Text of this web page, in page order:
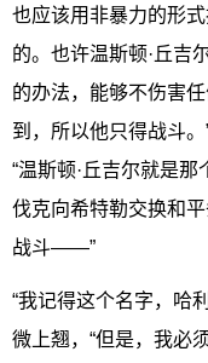
也应该用非暴力的形
的。也许温斯顿·丘吉
的办法，能够不伤害
到，所以他只得战斗。
“温斯顿·丘吉尔就是
伐克向希特勒交换和
战斗——”
“我记得这个名字，哈
微上翘，“但是，我必